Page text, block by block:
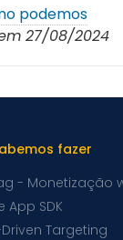
podemos
27/08/2024
fazer
- Monetização
App SDK
Targeting